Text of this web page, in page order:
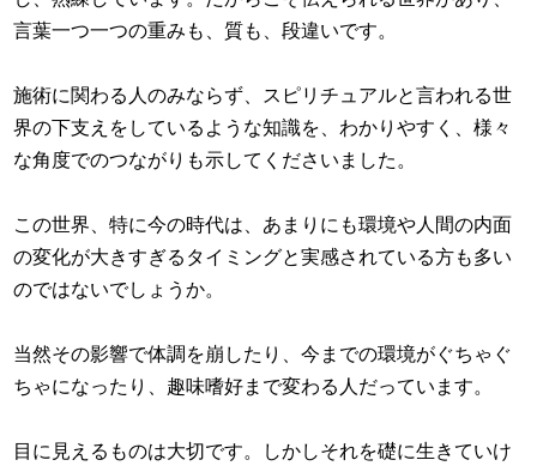
言葉一つ一つの重みも、質も、段違いです。
施術に関わる人のみならず、スピリチュアルと言われる世
界の下支えをしているような知識を、わかりやすく、様々
な角度でのつながりも示してくださいました。
この世界、特に今の時代は、あまりにも環境や人間の内面
の変化が大きすぎるタイミングと実感されている方も多い
のではないでしょうか。
当然その影響で体調を崩したり、今までの環境がぐちゃぐ
ちゃになったり、趣味嗜好まで変わる人だっています。
目に見えるものは大切です。しかしそれを礎に生きていけ